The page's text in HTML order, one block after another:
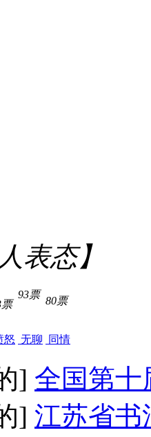
人表态】
票
怒
93票
无聊
80票
同情
] 全国第十
] 江苏省书